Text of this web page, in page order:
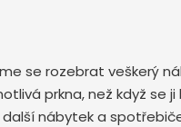
se rozebrat veškerý
prkna, než když se
nábytek a